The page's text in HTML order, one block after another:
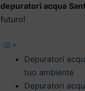
depuratori acqua
futuro!
Depuratori
tuo ambiente
Depuratori